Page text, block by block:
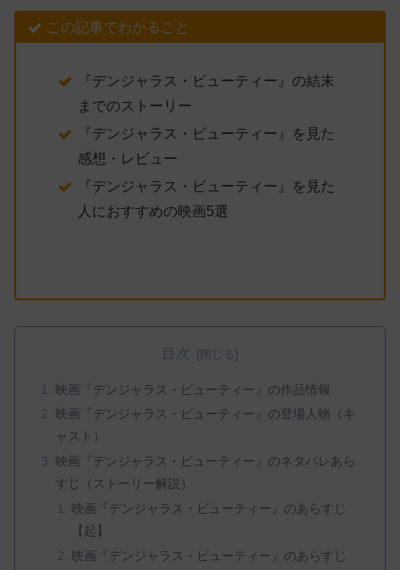
この記事でわかること
『デンジャラス・ビューティー』の結末
までのストーリー
『デンジャラス・ビューティー』を見た
感想・レビュー
『デンジャラス・ビューティー』を見た
人におすすめの映画5選
目次
映画『デンジャラス・ビューティー』の作品情報
映画『デンジャラス・ビューティー』の登場人物（キ
ャスト）
映画『デンジャラス・ビューティー』のネタバレあら
すじ（ストーリー解説）
映画『デンジャラス・ビューティー』のあらすじ
【起】
映画『デンジャラス・ビューティー』のあらすじ